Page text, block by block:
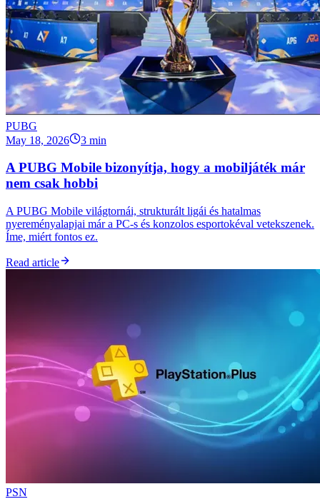
PUBG
May 18, 2026
3 min
A PUBG Mobile bizonyítja, hogy a mobiljáték már
nem csak hobbi
A PUBG Mobile világtornái, strukturált ligái és hatalmas
nyereményalapjai már a PC-s és konzolos esportokéval vetekszenek.
Íme, miért fontos ez.
Read article
PSN